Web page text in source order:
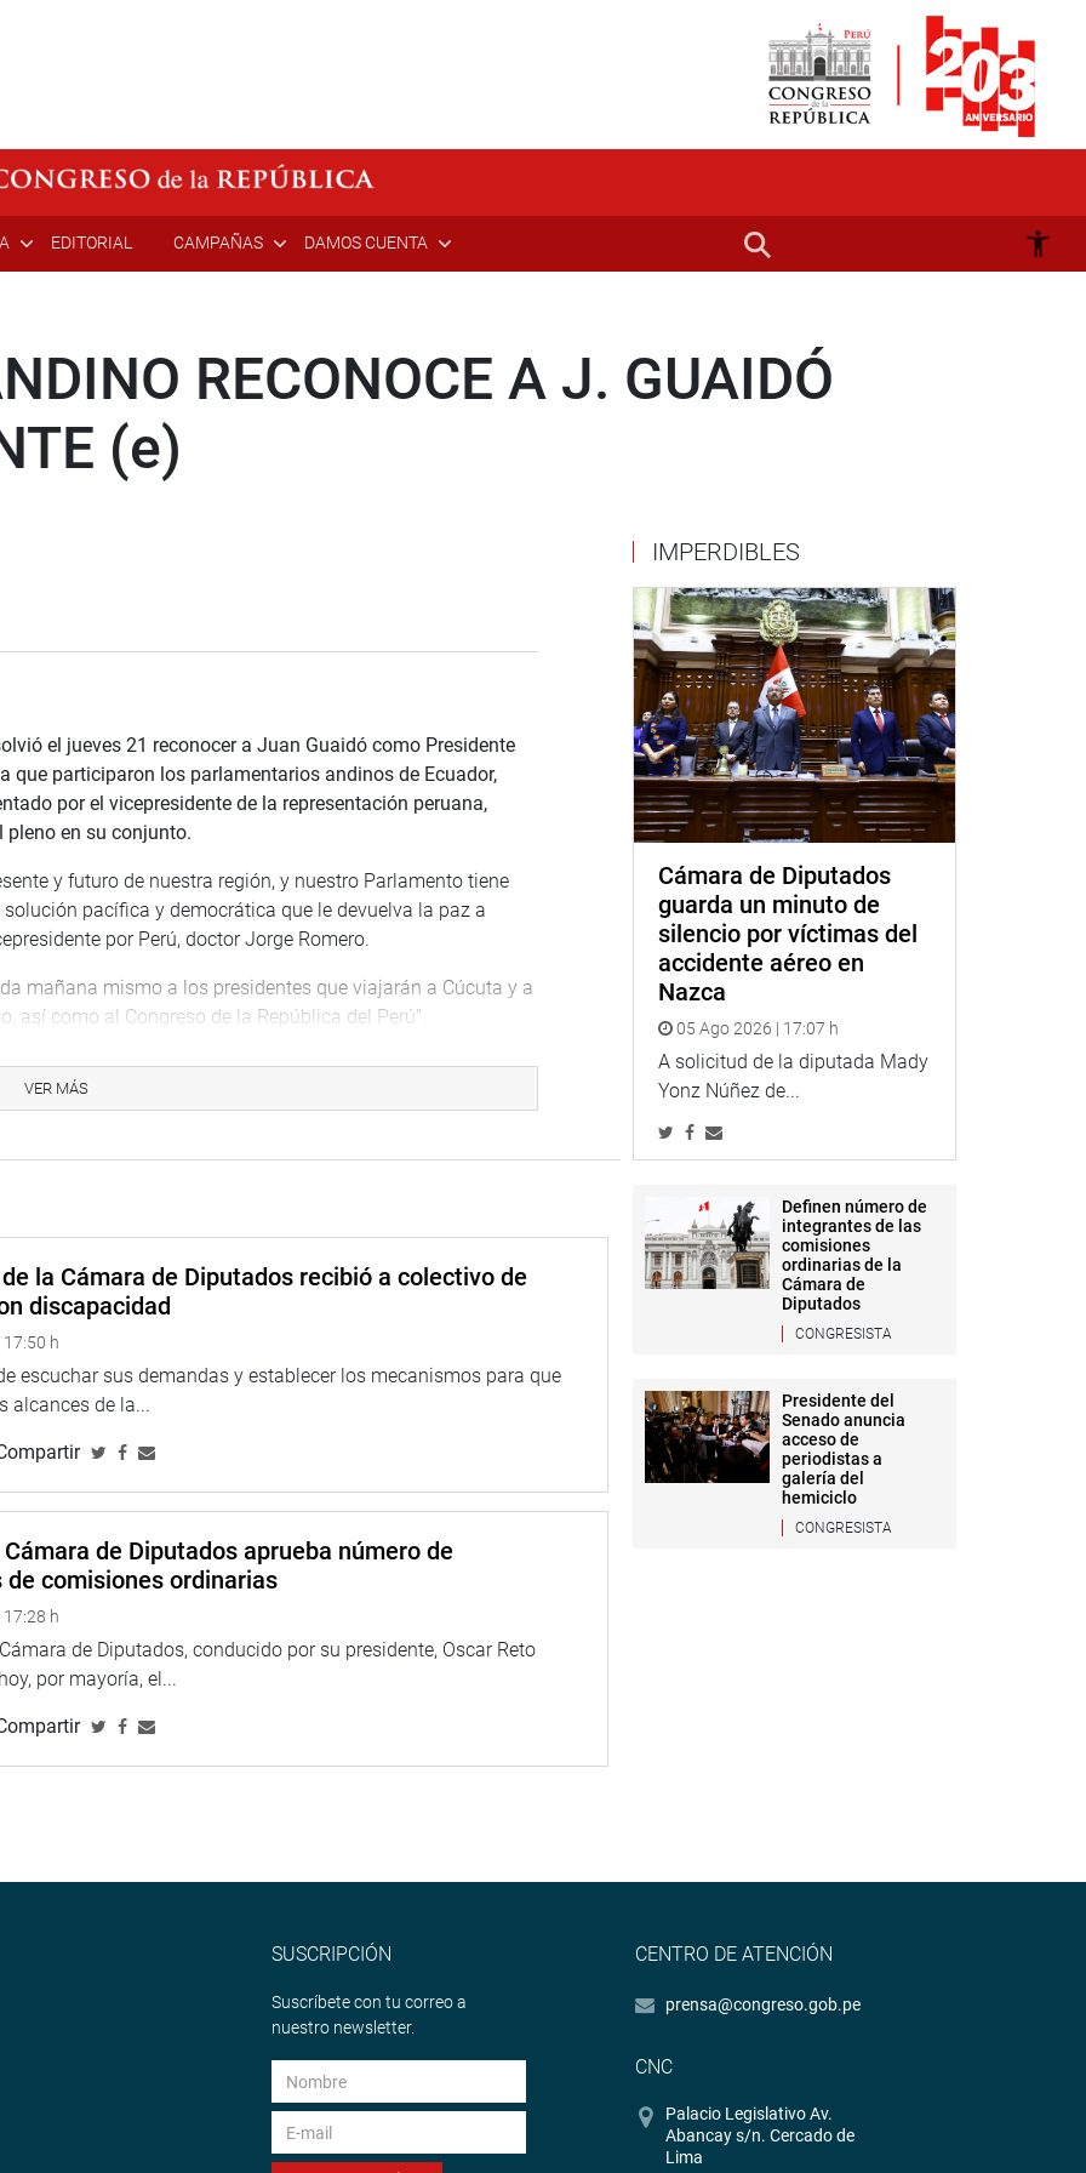
EDITORIAL CAMPAÑAS DAMOS CUENTA
RECONOCE A J. GUAIDÓ
(e)
el jueves 21 reconocer a Juan Guaidó como Presidente
que participaron los parlamentarios andinos de Ecuador,
por el vicepresidente de la representación peruana,
pleno en su conjunto.
y futuro de nuestra región, y nuestro Parlamento tiene
pacífica y democrática que le devuelva la paz a
por Perú, doctor Jorge Romero.
mañana mismo a los presidentes que viajarán a Cúcuta y a
así como al Congreso de la República del Perú”.
República Bolivariana de Venezuela, elaborado tras
de la comunidad internacional para que se celebren
afirmó el parlamentario andino Jorge Luis Romero.
de todos los presos políticos y el cese de la
las libertades individuales y los derechos humanos de la
que su país pueda “reincorporarse a la Comunidad Andina y
incorporen al Parlamento Andino como observadores
como miembro pleno”.
VER MÁS
la Cámara de Diputados recibió a colectivo de
discapacidad
h
escuchar sus demandas y establecer los mecanismos para que
alcances de la...
de Diputados aprueba número de
comisiones ordinarias
h
de Diputados, conducido por su presidente, Oscar Reto
por mayoría, el...
IMPERDIBLES
Cámara de Diputados
guarda un minuto de
silencio por víctimas del
accidente aéreo en
Nazca
05 Ago 2026 | 17:07 h
A solicitud de la diputada Mady
Yonz Núñez de...
Definen número de
integrantes de las
comisiones
ordinarias de la
Cámara de
Diputados
CONGRESISTA
Presidente del
Senado anuncia
acceso de
periodistas a
galería del
hemiciclo
CONGRESISTA
SUSCRIPCIÓN
Suscríbete con tu correo a
nuestro newsletter.
CENTRO DE ATENCIÓN
prensa@congreso.gob.pe
CNC
Palacio Legislativo Av.
Abancay s/n. Cercado de
Lima